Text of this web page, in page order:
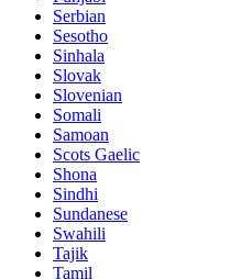
Serbian
Sesotho
Sinhala
Slovak
Slovenian
Somali
Samoan
Scots Gaelic
Shona
Sindhi
Sundanese
Swahili
Tajik
Tamil